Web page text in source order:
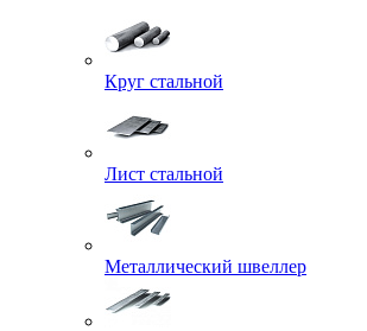
Круг стальной
Лист стальной
Металлический швеллер